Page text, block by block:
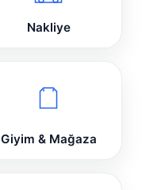
Nakliye
Giyim & Mağaza